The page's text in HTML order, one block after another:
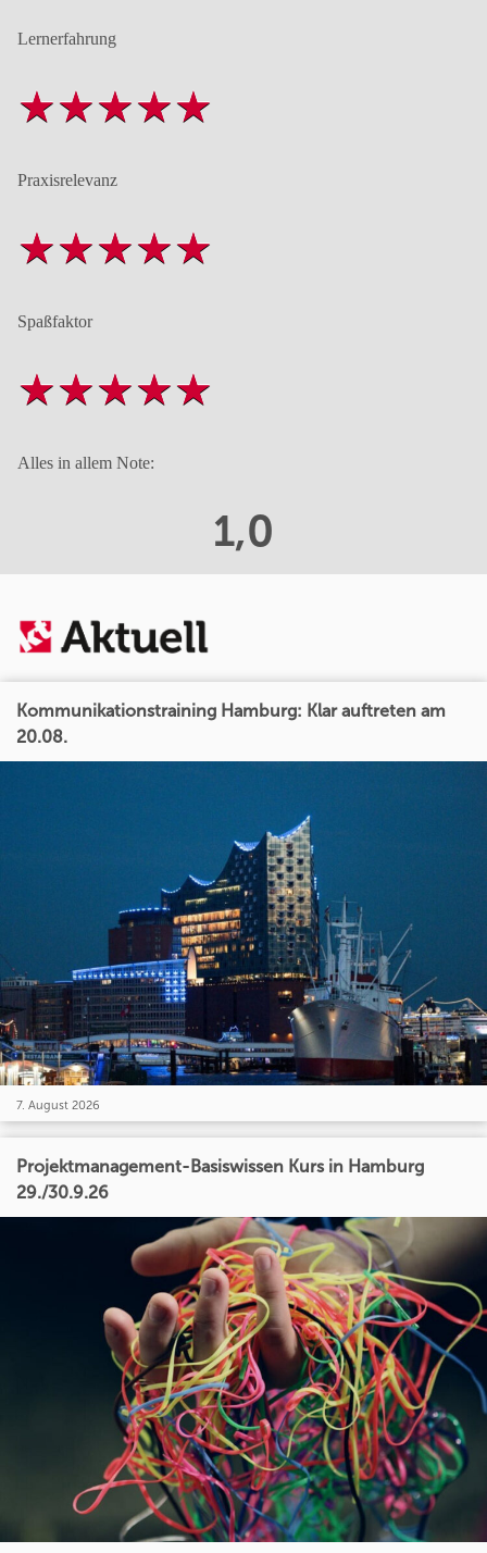
Lernerfahrung
Praxisrelevanz
Spaßfaktor
Alles in allem Note:
1,0
Kommunikationstraining Hamburg: Klar auftreten am
20.08.
7. August 2026
Projektmanagement-Basiswissen Kurs in Hamburg
29./30.9.26